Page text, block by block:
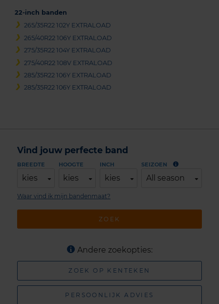
22-inch banden
265/35R22 102Y EXTRALOAD
265/40R22 106Y EXTRALOAD
275/35R22 104Y EXTRALOAD
275/40R22 108V EXTRALOAD
285/35R22 106Y EXTRALOAD
285/35R22 106Y EXTRALOAD
Vind jouw perfecte band
BREEDTE
kies
HOOGTE
kies
INCH
kies
SEIZOEN
All season
ZOEK
Waar vind ik mijn bandenmaat?
Andere zoekopties:
ZOEK OP KENTEKEN
PERSOONLIJK ADVIES